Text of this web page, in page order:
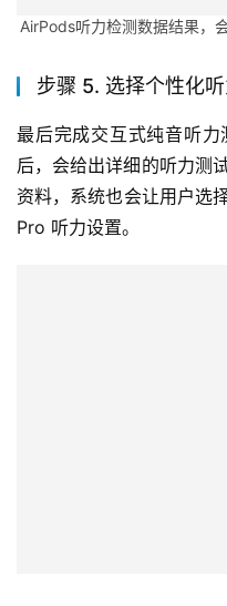
AirPods听力检测数据结果，
步骤 5. 选择个性化
最后完成交互式纯音听
后，会给出详细的听力测
资料，系统也会让用户选
Pro 听力设置。